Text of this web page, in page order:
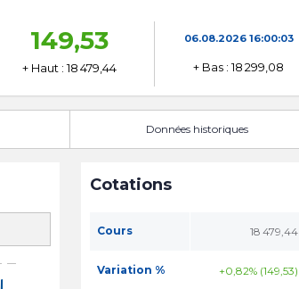
149,53
+ Haut : 18 479,44
06.08.2026 16:00:03
+ Bas : 18 299,08
Données historiques
Cotations
Cours 18 479,44
Variation % +0,82% (149,53)